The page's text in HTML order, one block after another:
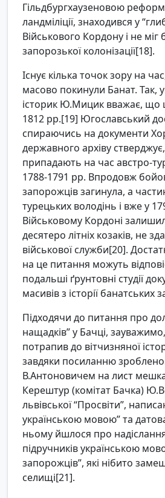
Гільдбургхаузеновою
ландміліції, знаходився у
Військового Кордону і не
запорозької колонізації[18].
Існує кілька точок зору на
масово покинули Банат. Так,
історик Ю.Мицик вважає, що
1812 рр.[19] Югославський
спираючись на документи
державного архіву
припадають на час австро-
1788-1791 рр. Впродовж
запорожців загинула, а
турецьких володінь і вже у
Військовому Кордоні
десятеро літніх козаків, не
військової служби[20].
на це питання можуть
подальші ґрунтовні студії
масивів з історії банатських
Підходячи до питання про
нащадків” у Бачці,
потрапив до вітчизняної
завдяки посиланню
В.Антоновичем на лист
Керештур (комітат Бачка)
львівської “Просвіти”,
українською мовою” та
ньому йшлося про
підручників українською
запорожців”, які нібито
селищі[21].